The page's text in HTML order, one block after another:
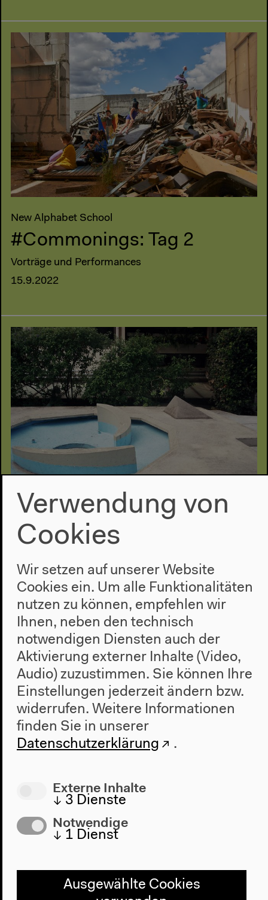
New Alphabet School
#Commonings: Tag 2
Vorträge und Performances
15.9.2022
New Alphabet School
#Instituting
Online-Programm: Vorträge
24.6.2021
Alle Veranstaltungen
Verwendung von
Cookies
Wir setzen auf unserer Website
Cookies ein. Um alle Funktionalitäten
nutzen zu können, empfehlen wir
Ihnen, neben den technisch
notwendigen Diensten auch der
Aktivierung externer Inhalte (Video,
Audio) zuzustimmen. Sie können Ihre
Einstellungen jederzeit ändern bzw.
widerrufen. Weitere Informationen
finden Sie in unserer
Datenschutzerklärung
.
Externe Inhalte
↓ 3 Dienste
Notwendige
↓ 1 Dienst
Ausgewählte Cookies